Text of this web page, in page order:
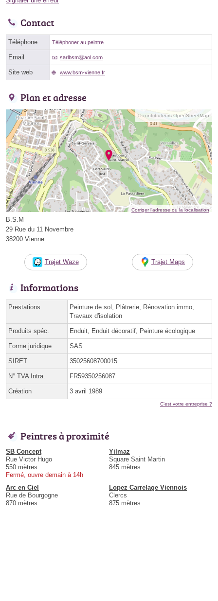
Contact
Téléphone Téléphoner au peintre
Email sarlbsmⓐaol.com
Site web www.bsm-vienne.fr
Plan et adresse
© contributeurs OpenStreetMap
Corriger l’adresse ou la localisation
B.S.M
29 Rue du 11 Novembre
38200 Vienne
Trajet Waze Trajet Maps
Informations
Prestations
Peinture de sol, Plâtrerie, Rénovation immo,
Travaux d'isolation
Produits spéc. Enduit, Enduit décoratif, Peinture écologique
Forme juridique SAS
SIRET 35025608700015
N° TVA Intra. FR59350256087
Création 3 avril 1989
C'est votre entreprise ?
Peintres à proximité
SB Concept
Rue Victor Hugo
550 mètres
Fermé, ouvre demain à 14h
Yilmaz
Square Saint Martin
845 mètres
Arc en Ciel
Rue de Bourgogne
870 mètres
Lopez Carrelage Viennois
Clercs
875 mètres